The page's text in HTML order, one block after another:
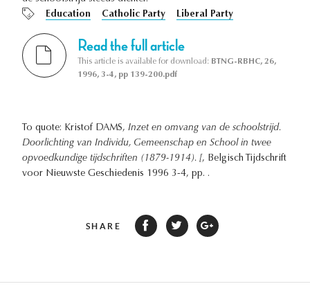
Education
Catholic Party Liberal Party
Read the full article
This article is available for download: BTNG-RBHC, 26,
1996, 3-4, pp 139-200.pdf
To quote: Kristof DAMS, Inzet en omvang van de schoolstrijd.
Doorlichting van Individu, Gemeenschap en School in twee
opvoedkundige tijdschriften (1879-1914). [, Belgisch Tijdschrift
voor Nieuwste Geschiedenis 1996 3-4, pp. .
SHARE